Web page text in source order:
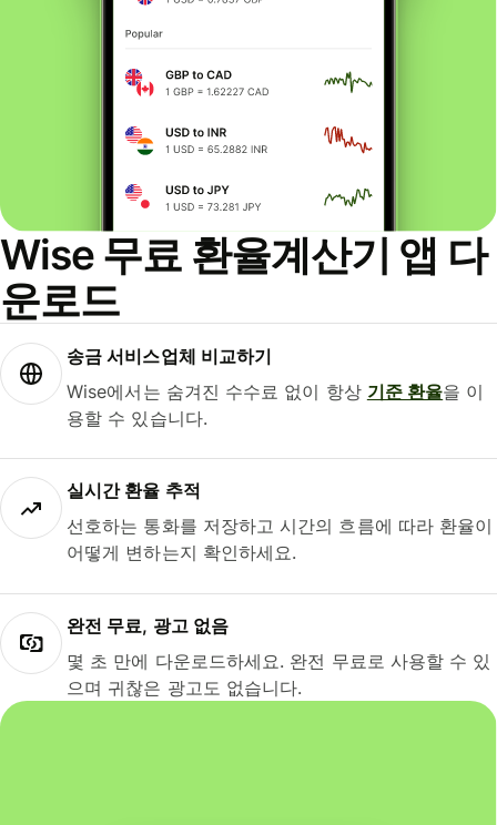
Wise 무료 환율계산기 앱 다
운로드
송금 서비스업체 비교하기
Wise에서는 숨겨진 수수료 없이 항상 기준 환율을 이
용할 수 있습니다.
실시간 환율 추적
선호하는 통화를 저장하고 시간의 흐름에 따라 환율이
어떻게 변하는지 확인하세요.
완전 무료, 광고 없음
몇 초 만에 다운로드하세요. 완전 무료로 사용할 수 있
으며 귀찮은 광고도 없습니다.